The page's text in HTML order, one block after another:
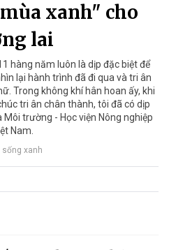
xanh" cho
lai
hàng năm luôn là dịp đặc biệt để
lại hành trình đã đi qua và tri ân
Trong không khí hân hoan ấy, khi
tri ân chân thành, tôi đã có dịp
trường - Học viện Nông nghiệp
Nam.
sống xanh